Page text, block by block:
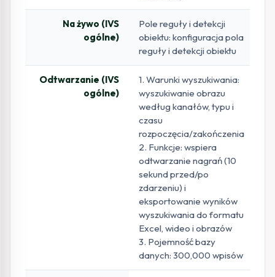
Na żywo (IVS
ogólne)
Pole reguły i detekcji
obiektu: konfiguracja pola
reguły i detekcji obiektu
Odtwarzanie (IVS
ogólne)
1. Warunki wyszukiwania:
wyszukiwanie obrazu
według kanałów, typu i
czasu
rozpoczęcia/zakończenia
2. Funkcje: wspiera
odtwarzanie nagrań (10
sekund przed/po
zdarzeniu) i
eksportowanie wyników
wyszukiwania do formatu
Excel, wideo i obrazów
3. Pojemność bazy
danych: 300,000 wpisów